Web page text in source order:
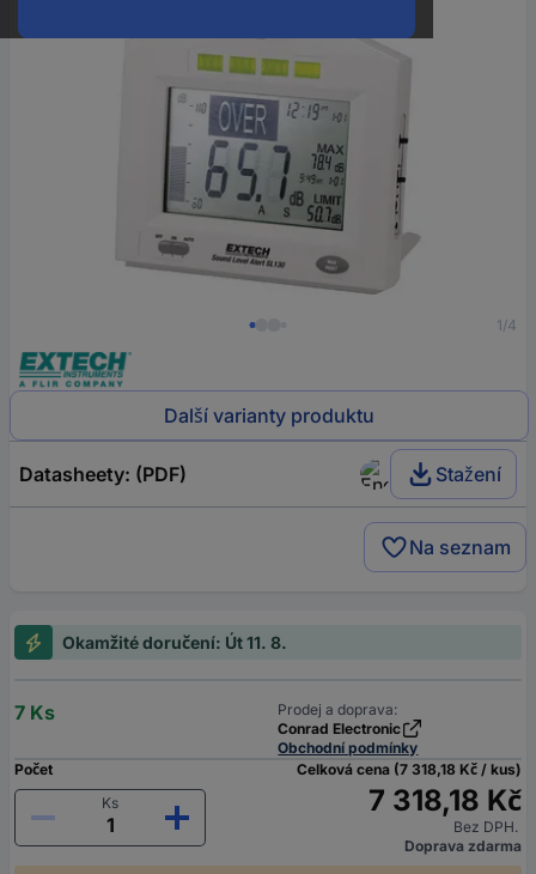
1/4
Další varianty produktu
Datasheety: (PDF) Stažení
Na seznam
Okamžité doručení: Út 11. 8.
7 Ks
Prodej a doprava:
Conrad Electronic
Obchodní podmínky
Počet
Ks
Celková cena (7 318,18 Kč / kus)
7 318,18 Kč
Bez DPH.
Doprava zdarma